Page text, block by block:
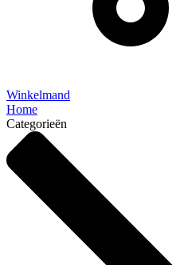
Winkelmand
Home
Categorieën